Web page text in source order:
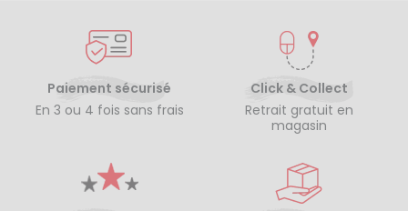
Paiement sécurisé
En 3 ou 4 fois sans frais
Click & Collect
Retrait gratuit en
magasin